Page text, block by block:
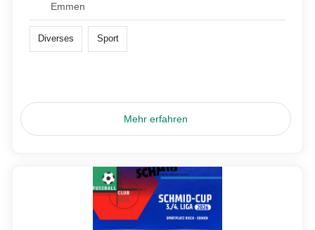
Emmen
Diverses Sport
Mehr erfahren